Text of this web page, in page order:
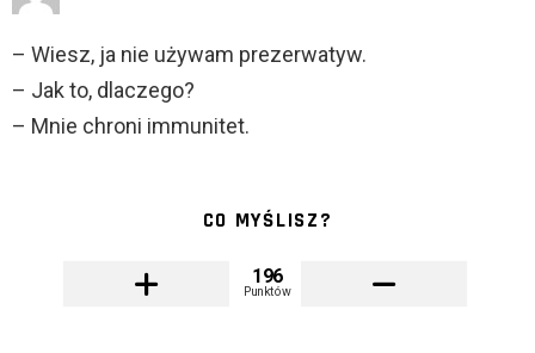
– Wiesz, ja nie używam prezerwatyw.
– Jak to, dlaczego?
– Mnie chroni immunitet.
CO MYŚLISZ?
196
Punktów